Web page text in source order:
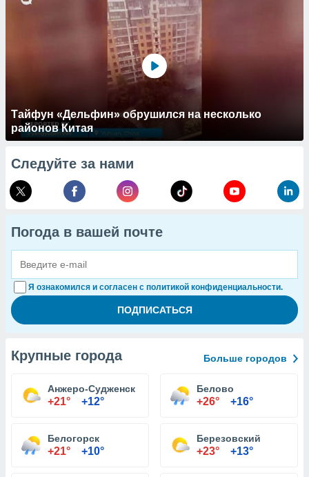
Тайфун «Дельфин» обрушился на несколько
районов Китая
Следуйте за нами
Погода в вашей почте
Я ознакомился и согласен с политикой конфиденциальности.
Крупные города Больше городов
Анжеро-Судженск
+21° +12°
Белово
+26° +16°
Белогорск
+21° +10°
Березовский
+23° +13°